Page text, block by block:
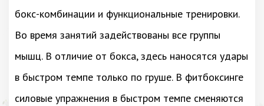
бокс-комбинации и функциональные тренировки.
Во время занятий задействованы все группы
мышц. В отличие от бокса, здесь наносятся удары
в быстром темпе только по груше. В фитбоксинге
силовые упражнения в быстром темпе сменяются